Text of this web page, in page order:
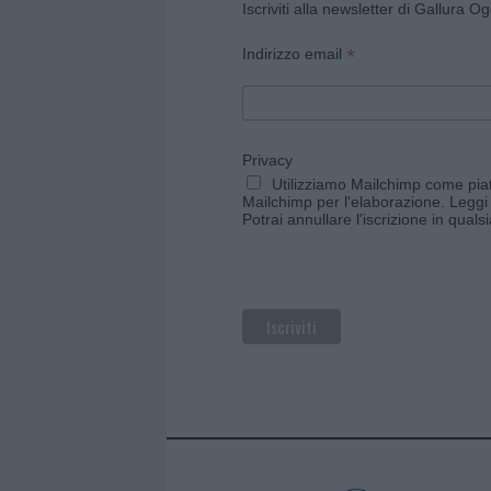
Iscriviti alla newsletter di Gallura
Indirizzo email *
Privacy
Utilizziamo Mailchimp come
Mailchimp per l'elaborazione.
Potrai annullare l'iscrizione in